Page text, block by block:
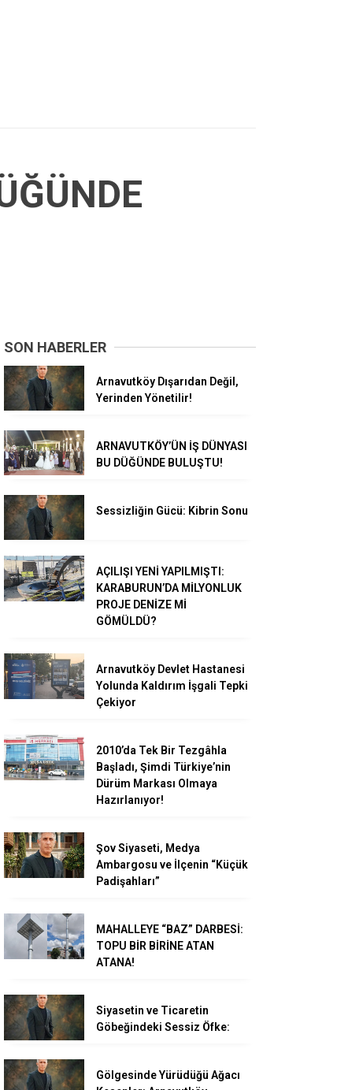
SON HABERLER
Arnavutköy Dışarıdan Değil,
Yerinden Yönetilir!
ARNAVUTKÖY’ÜN İŞ DÜNYASI
BU DÜĞÜNDE BULUŞTU!
Sessizliğin Gücü: Kibrin Sonu
AÇILIŞI YENİ YAPILMIŞTI:
KARABURUN’DA MİLYONLUK
PROJE DENİZE Mİ
GÖMÜLDÜ?
Arnavutköy Devlet Hastanesi
Yolunda Kaldırım İşgali Tepki
Çekiyor
2010’da Tek Bir Tezgâhla
Başladı, Şimdi Türkiye’nin
Dürüm Markası Olmaya
Hazırlanıyor!
Şov Siyaseti, Medya
Ambargosu ve İlçenin “Küçük
Padişahları”
MAHALLEYE “BAZ” DARBESİ:
TOPU BİR BİRİNE ATAN
ATANA!
Siyasetin ve Ticaretin
Göbeğindeki Sessiz Öfke:
Gölgesinde Yürüdüğü Ağacı